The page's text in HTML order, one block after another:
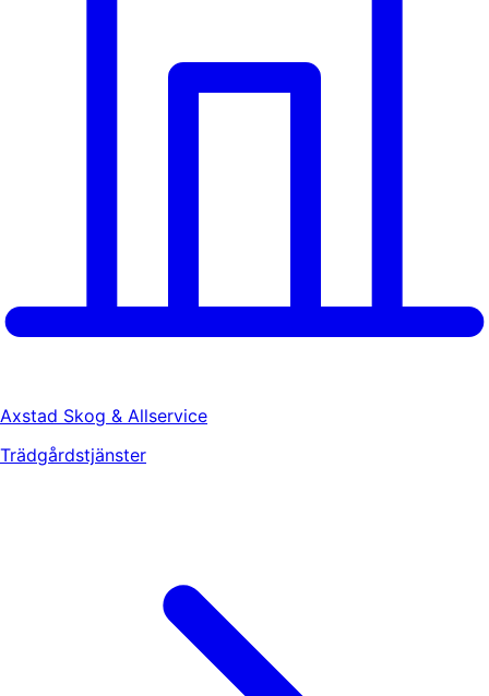
Axstad Skog & Allservice
Trädgårdstjänster